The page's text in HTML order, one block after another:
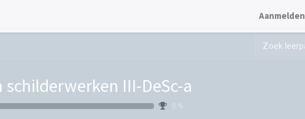
Aanmelden
schilderwerken III-DeSc-a
0 %